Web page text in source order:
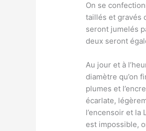
On se
taillés et gravés
seront jumelés
deux seront
Au jour et à
diamètre qu’on
plumes et
écarlate,
l’encensoir et la
est impossible,